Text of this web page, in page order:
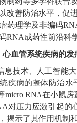
改善防治水平，促
药理学及非编码
RNA成药性前沿科
心血管系统疾病的发
息技术、人工智能
疾病的整体防治
micro RNA在小鼠
对压力应激引起的
揭示了其作用机制